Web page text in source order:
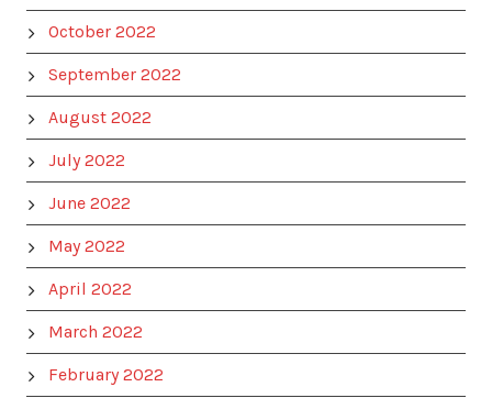
October 2022
September 2022
August 2022
July 2022
June 2022
May 2022
April 2022
March 2022
February 2022